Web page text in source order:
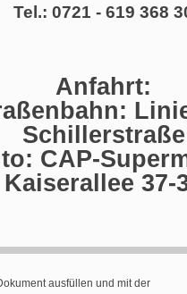
Tel.: 0721 - 619 368
Anfahrt:
Schillerstraße
CAP-
Kaiserallee 37-
ausfüllen und mit der